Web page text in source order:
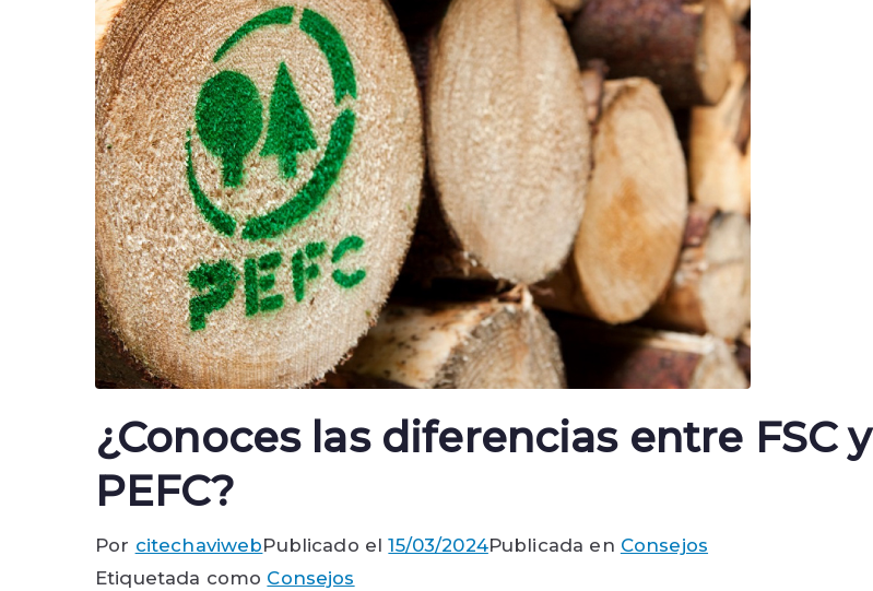
¿Conoces las diferencias entre FSC y
PEFC?
Por citechaviwebPublicado el15/03/2024Publicada en Consejos
Etiquetada como Consejos